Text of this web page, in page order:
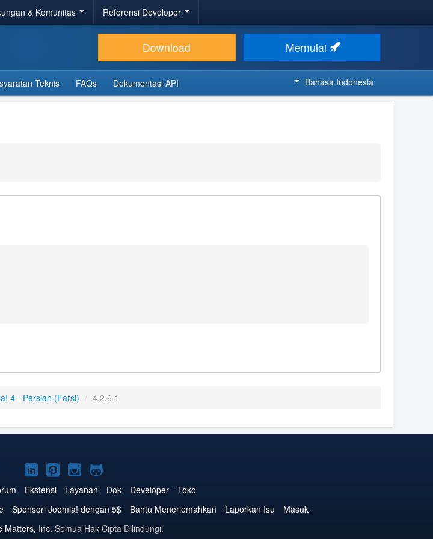
& Komunitas Referensi Developer
Download Memulai
Teknis FAQs Dokumentasi API Bahasa Indonesia
4 - Persian (Farsi) / 4.2.6.1
Joomla!
di
YouTube
Joomla!
di
LinkedIn
Joomla!
di
Pinterest
Joomla!
di
Instagram
Joomla!
di
GitHub
Ekstensi Layanan Dok Developer
Toko
Sponsori Joomla! dengan 5$ Bantu Menerjemahkan Laporkan Isu
Masuk
Matters, Inc. Semua Hak Cipta Dilindungi.